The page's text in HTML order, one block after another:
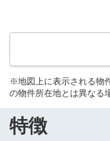
※地図上に表示される物
の物件所在地とは異なる
特徴